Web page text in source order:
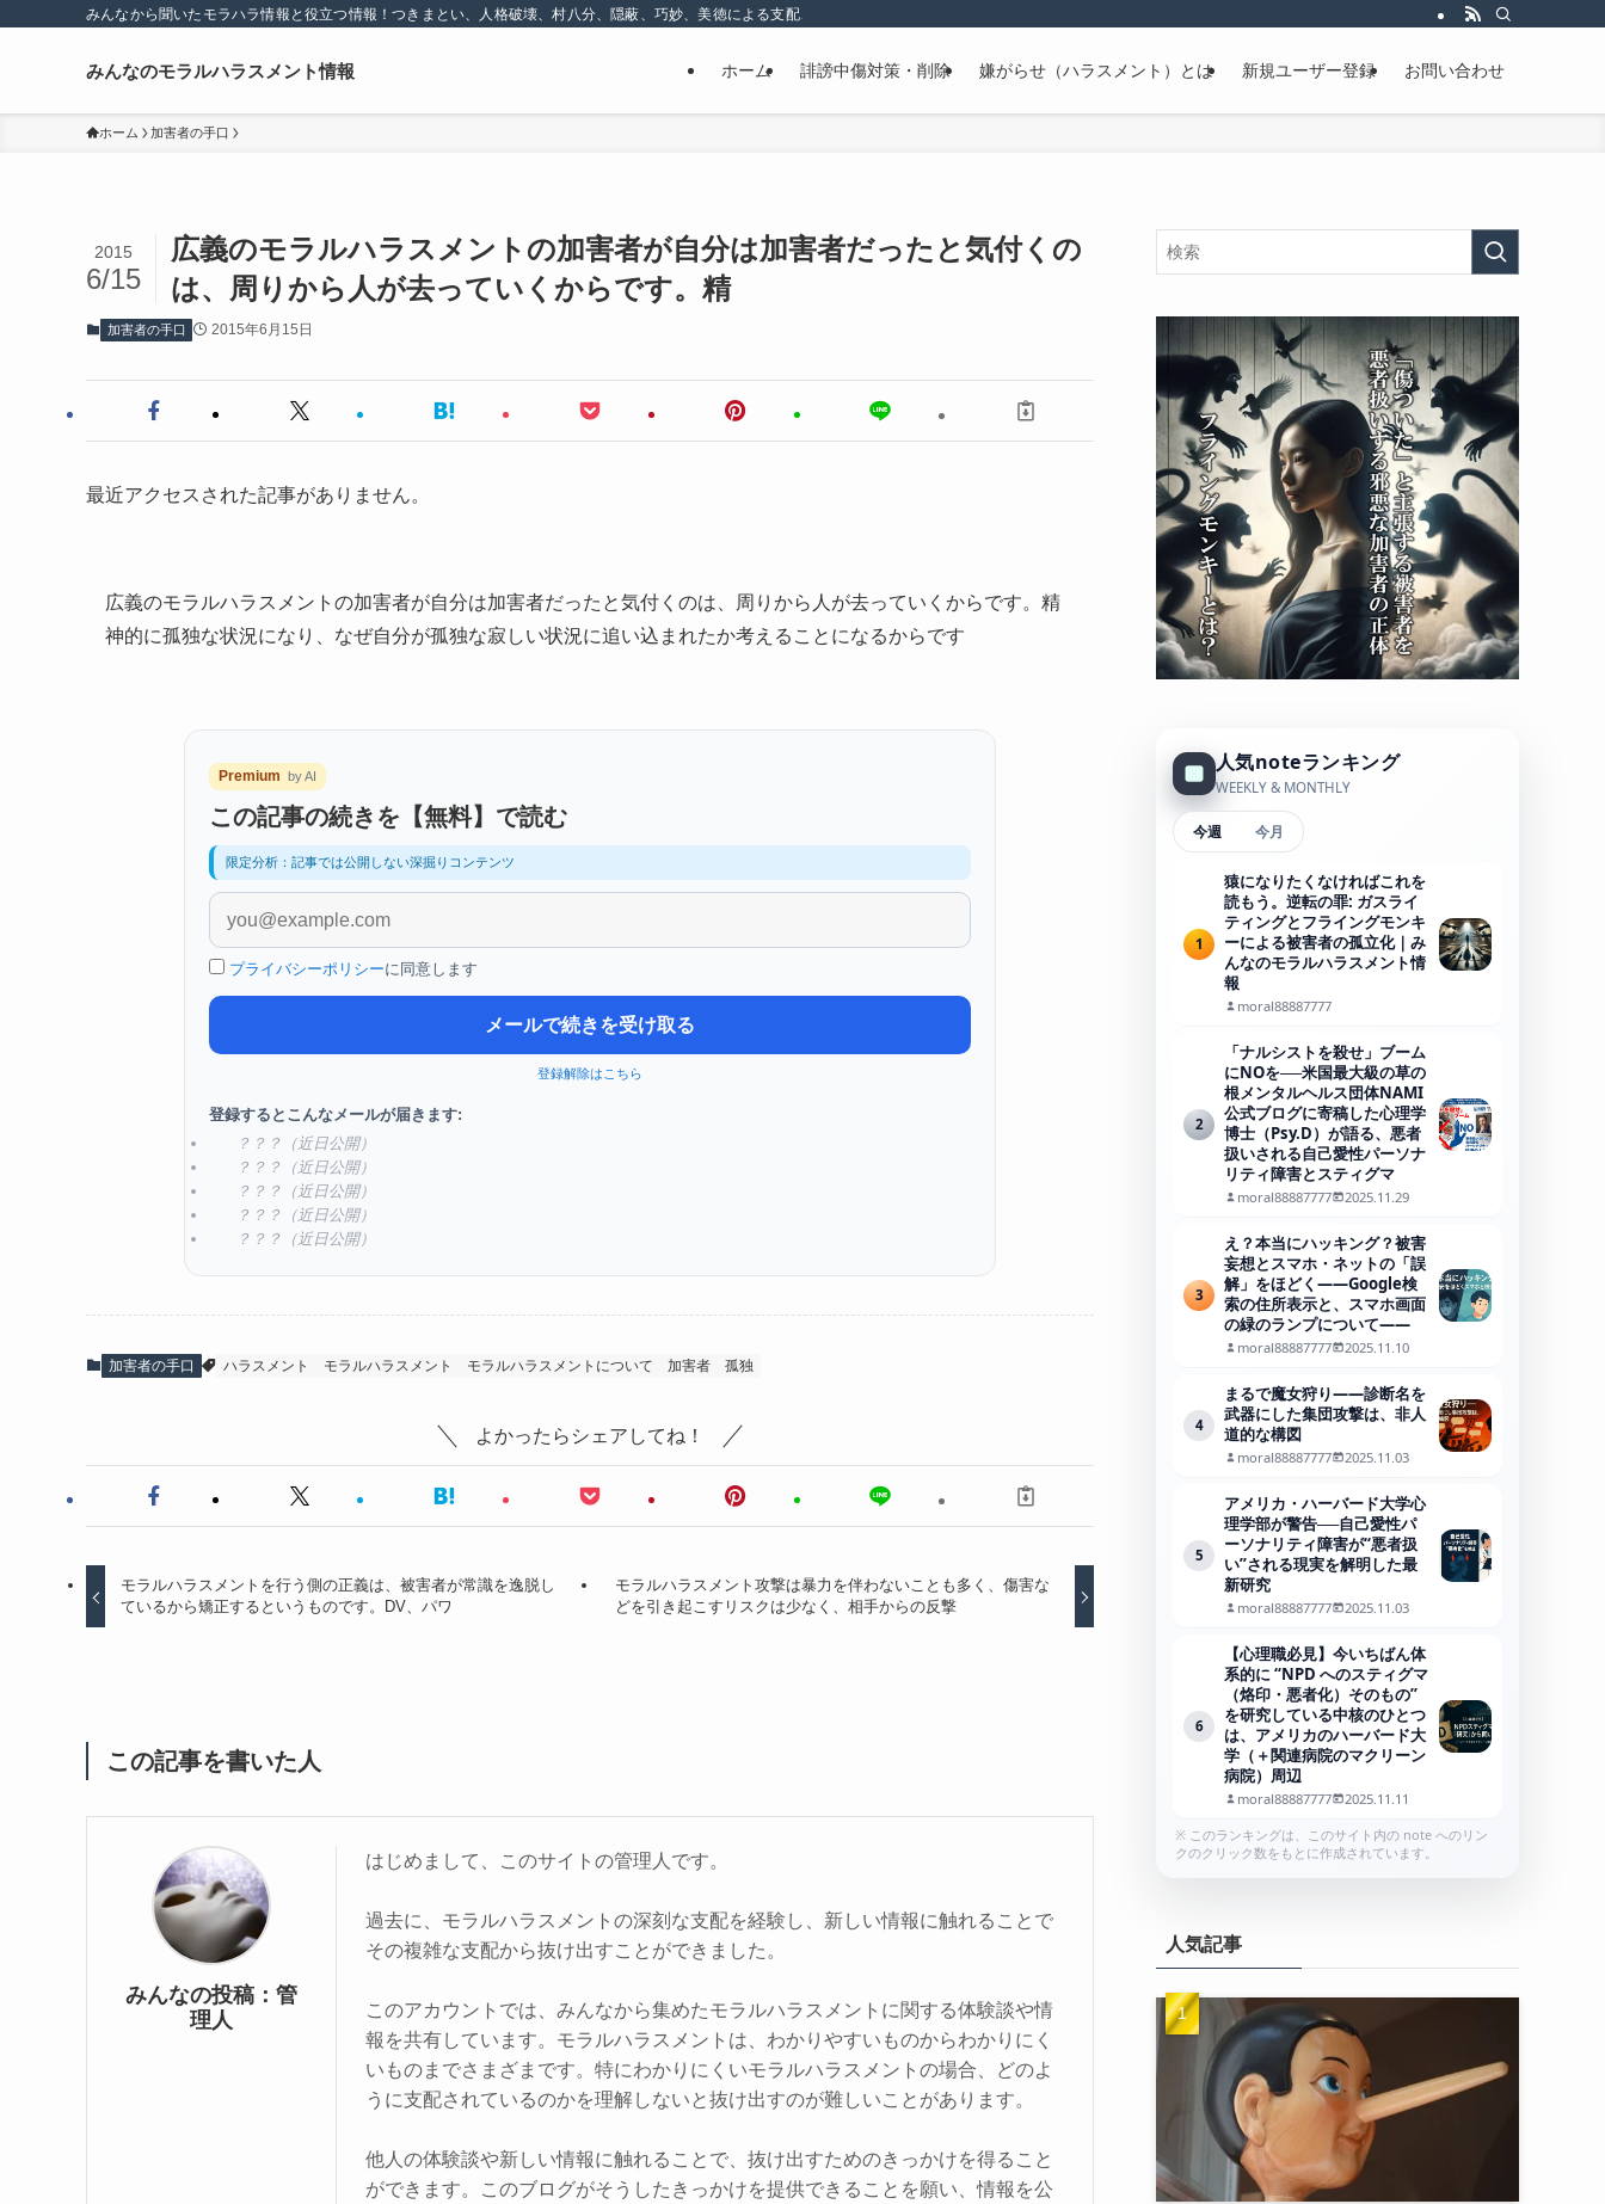
みんなから聞いたモラハラ情報と役立つ情報！つきまとい、人格破壊、村八分、隠蔽、巧妙、美徳による支配、精神的な嫌がらせ
みんなのモラルハラスメント情報 ホーム 誹謗中傷対策・削除 嫌がらせ（ハラスメント）とは 新規ユーザー登録 お問い合わせ
ホーム 加害者の手口
広義のモラルハラスメントの加害者が自分は加害者だったと気付くの
は、周りから人が去っていくからです。精
2015
6/15
加害者の手口 2015年6月15日
最近アクセスされた記事がありません。
広義のモラルハラスメントの加害者が自分は加害者だったと気付くのは、周りから人が去っていくからです。精
神的に孤独な状況になり、なぜ自分が孤独な寂しい状況に追い込まれたか考えることになるからです
Premium by AI
この記事の続きを【無料】で読む
限定分析：記事では公開しない深掘りコンテンツ
プライバシーポリシーに同意します
メールで続きを受け取る
登録解除はこちら
登録するとこんなメールが届きます:
？？？（近日公開）
？？？（近日公開）
？？？（近日公開）
？？？（近日公開）
？？？（近日公開）
加害者の手口 ハラスメント モラルハラスメント モラルハラスメントについて 加害者 孤独
よかったらシェアしてね！
モラルハラスメントを行う側の正義は、被害者が常識を逸脱し
ているから矯正するというものです。DV、パワ
モラルハラスメント攻撃は暴力を伴わないことも多く、傷害な
どを引き起こすリスクは少なく、相手からの反撃
この記事を書いた人
みんなの投稿：管
理人
はじめまして、このサイトの管理人です。
過去に、モラルハラスメントの深刻な支配を経験し、新しい情報に触れることで
その複雑な支配から抜け出すことができました。
このアカウントでは、みんなから集めたモラルハラスメントに関する体験談や情
報を共有しています。モラルハラスメントは、わかりやすいものからわかりにく
いものまでさまざまです。特にわかりにくいモラルハラスメントの場合、どのよ
うに支配されているのかを理解しないと抜け出すのが難しいことがあります。
他人の体験談や新しい情報に触れることで、抜け出すためのきっかけを得ること
ができます。このブログがそうしたきっかけを提供できることを願い、情報を公
人気noteランキング
WEEKLY & MONTHLY
今週 今月
1
猿になりたくなければこれを
読もう。逆転の罪: ガスライ
ティングとフライングモンキ
ーによる被害者の孤立化｜み
んなのモラルハラスメント情
報
moral88887777
2
「ナルシストを殺せ」ブーム
にNOを──米国最大級の草の
根メンタルヘルス団体NAMI
公式ブログに寄稿した心理学
博士（Psy.D）が語る、悪者
扱いされる自己愛性パーソナ
リティ障害とスティグマ
moral88887777 2025.11.29
3
え？本当にハッキング？被害
妄想とスマホ・ネットの「誤
解」をほどく――Google検
索の住所表示と、スマホ画面
の緑のランプについて――
moral88887777 2025.11.10
4
まるで魔女狩り——診断名を
武器にした集団攻撃は、非人
道的な構図
moral88887777 2025.11.03
5
アメリカ・ハーバード大学心
理学部が警告──自己愛性パ
ーソナリティ障害が“悪者扱
い”される現実を解明した最
新研究
moral88887777 2025.11.03
6
【心理職必見】今いちばん体
系的に “NPD へのスティグマ
（烙印・悪者化）そのもの”
を研究している中核のひとつ
は、アメリカのハーバード大
学（＋関連病院のマクリーン
病院）周辺
moral88887777
2025.11.11
※ このランキングは、このサイト内の note へのリン
クのクリック数をもとに作成されています。
人気記事